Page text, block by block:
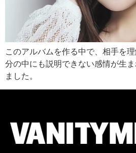
このアルバムを作る中で、相手を
分の中にも説明できない感情が生
ました。